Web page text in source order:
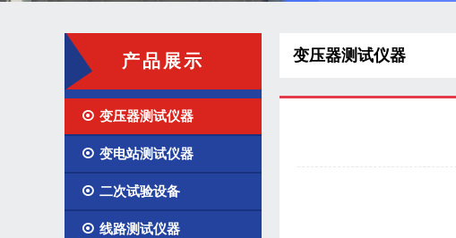
产品展示
 变压器测试仪器
 变电站测试仪器
 二次试验设备
 线路测试仪器
变压器测试仪器